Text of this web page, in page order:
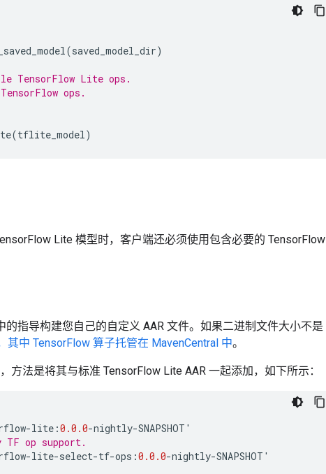
(saved_model_dir)
TensorFlow Lite ops.
ops.
(tflite_model)
Lite 模型时，客户端还必须使用包含必要的 TensorFlow
的指导构建您自己的自定义 AAR 文件。如果二进制文件大小不是
其中 TensorFlow 算子托管在 MavenCentral 中。
方法是将其与标准 TensorFlow Lite AAR 一起添加，如下所示：
-lite :0.0.0-nightly-SNAPSHOT '
TF op support.
-lite-select-tf-ops :0.0.0-nightly-SNAPSHOT '